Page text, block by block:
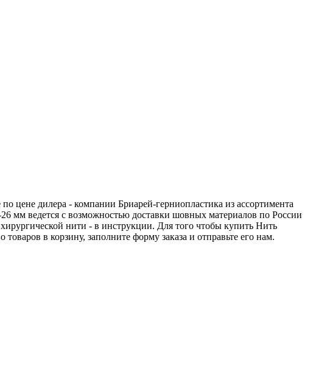
цене дилера - компании Бриарей-герниопластика из ассортимента
мм ведется с возможностью доставки шовных материалов по России
нити - в инструкции. Для того чтобы купить Нить
в корзину, заполните форму заказа и отправьте его нам.